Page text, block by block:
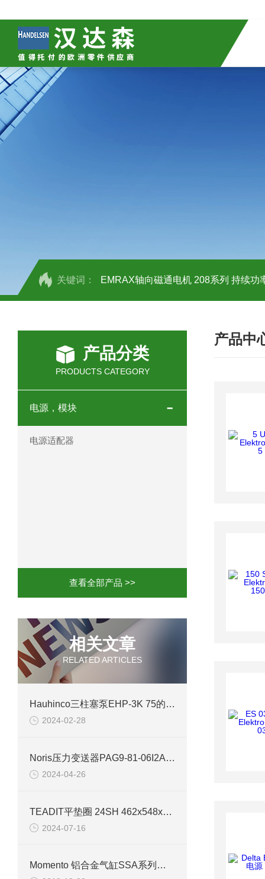
关键词： EMRAX轴向磁通电机 208系列 持续功
OEMER三相同步电机MTES 132SB/2
OEMER三相同步电机MTES 160MA/2
OEMER电机QLS 180M环保农业领域
mini motor电机MC230P3T 20- B参数
AC-motoren交流电机FCA 132S-4/
AC-motoren交流电机ACM 160M-4参
AC-MOTOREN电机FCPA 71B-2参数
产品分类
PRODUCTS CATEGORY
电源，模块
电源适配器
查看全部产品 >>
相关文章
RELATED ARTICLES
Hauhinco三柱塞泵EHP-3K 75的参数及应用场景介绍
2024-02-28
Noris压力变送器PAG9-81-06I2A案例分析
2024-04-26
TEADIT平垫圈 24SH 462x548x5mm 技术介绍
2024-07-16
Momento 铝合金气缸SSA系列参数简介
产品中